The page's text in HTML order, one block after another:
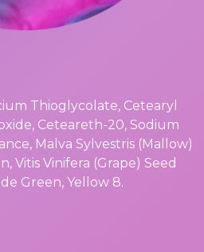
Thioglycolate, Cetearyl
Ceteareth-20, Sodium
Malva Sylvestris (Mallow)
Vitis Vinifera (Grape) Seed
Green, Yellow 8.